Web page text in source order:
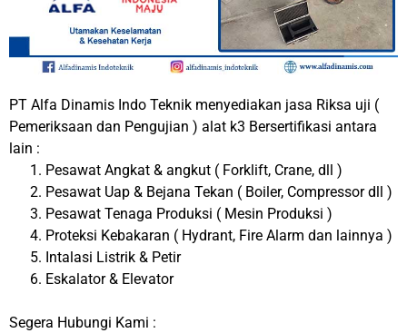
PT Alfa Dinamis Indo Teknik menyediakan jasa Riksa uji (
Pemeriksaan dan Pengujian ) alat k3 Bersertifikasi antara
lain :
Pesawat Angkat & angkut ( Forklift, Crane, dll )
Pesawat Uap & Bejana Tekan ( Boiler, Compressor dll )
Pesawat Tenaga Produksi ( Mesin Produksi )
Proteksi Kebakaran ( Hydrant, Fire Alarm dan lainnya )
Intalasi Listrik & Petir
Eskalator & Elevator
Segera Hubungi Kami :